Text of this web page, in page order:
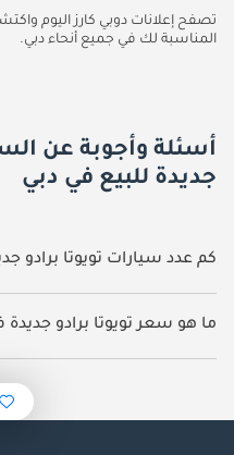
تصفح إعلانات دوبي كارز اليوم
المناسبة لك في جميع أنحاء دبي.
أسئلة وأجوبة عن
جديدة للبيع في دبي
كم عدد سيارات تويوتا برادو
759 سيارة تويوتا برادو جديدة متوفرة للبيع في دبي.
ما هو سعر تويوتا برادو جديدة
يبدأ سعر سيارة تويوتا برادو جديدة